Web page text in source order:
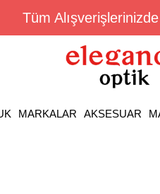
Tüm
MARKALAR AKSESUAR